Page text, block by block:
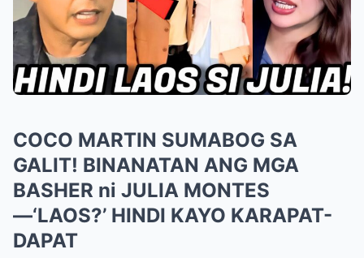
COCO MARTIN SUMABOG SA
GALIT! BINANATAN ANG MGA
BASHER ni JULIA MONTES
—‘LAOS?’ HINDI KAYO KARAPAT-
DAPAT